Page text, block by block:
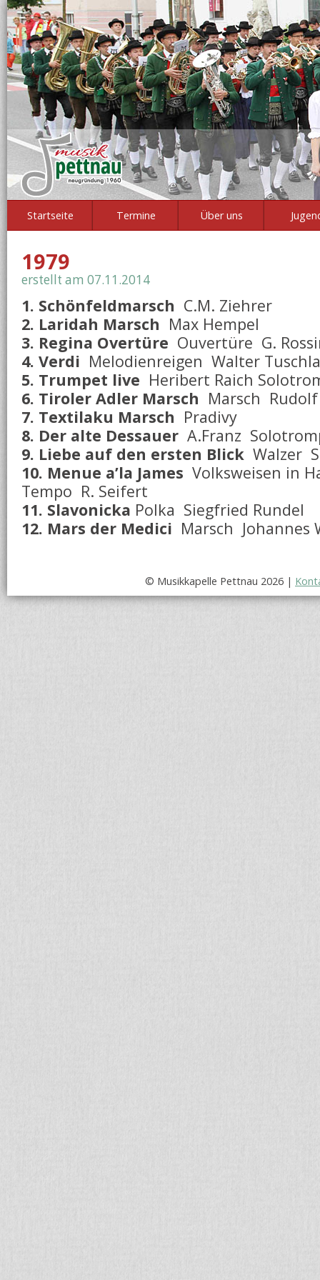
Startseite Termine Über uns
1979
erstellt am 07.11.2014
1. Schönfeldmarsch C.M. Ziehrer
2. Laridah Marsch Max Hempel
3. Regina Overtüre Ouvertüre G.
4. Verdi Melodienreigen Walter Tuschla
5. Trumpet live Heribert Raich
6. Tiroler Adler Marsch Marsch
7. Textilaku Marsch Pradivy
8. Der alte Dessauer A.Franz
9. Liebe auf den ersten Blick Walzer
10. Menue a’la James Volksweisen in
Tempo R. Seifert
11. Slavonicka Polka Siegfried Rundel
12. Mars der Medici Marsch Johannes
© Musikkapelle Pettnau 2026 |